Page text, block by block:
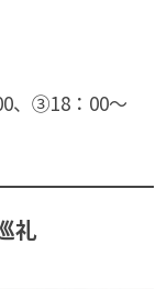
、③18：00〜
礼